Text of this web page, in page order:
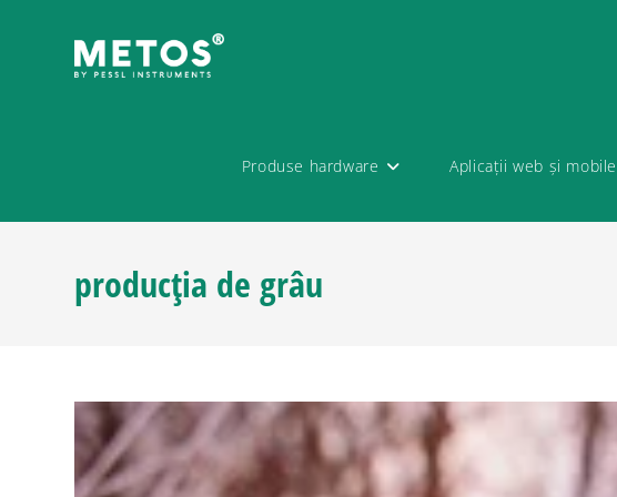
Produse hardware Aplicații web și mobile
producția de grâu